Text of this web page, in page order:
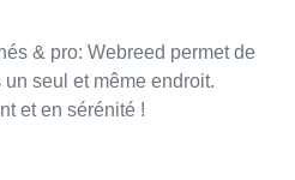
& pro: Webreed permet de
un seul et même endroit.
et en sérénité !